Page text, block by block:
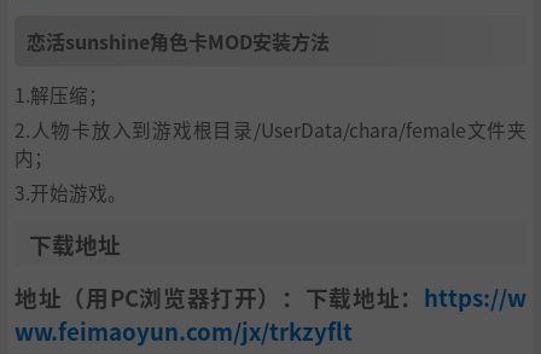
恋活sunshine角色卡MOD安装方法
1.解压缩；
2.人物卡放入到游戏根目录/UserData/chara/female文件夹
内；
3.开始游戏。
下载地址
地址（用PC浏览器打开）：下载地址： https://w
ww.feimaoyun.com/jx/trkzyflt